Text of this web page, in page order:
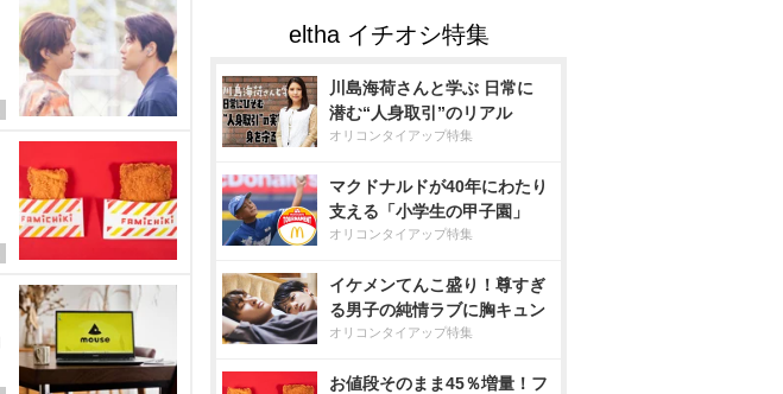
川島海荷さんと学ぶ 日常に
潜む“人身取引”のリアル
オリコンタイアップ特集
マクドナルドが40年にわたり
支える「小学生の甲子園」
オリコンタイアップ特集
イケメンてんこ盛り！尊すぎ
る男子の純情ラブに胸キュン
オリコンタイアップ特集
お値段そのまま45％増量！フ